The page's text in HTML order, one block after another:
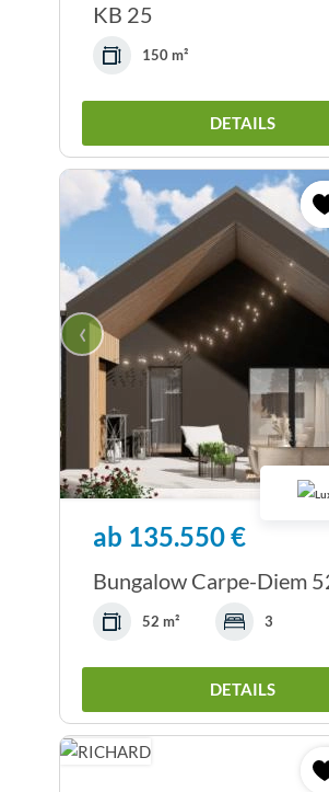
KB 25
150 m²
DETAILS
‹
ab 135.550 €
52 m² 3
DETAILS